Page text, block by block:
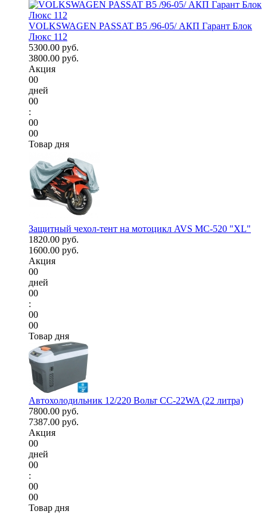
VOLKSWAGEN PASSAT B5 /96-05/ АКП Гарант Блок
Люкс 112
5300.00 руб.
3800.00 руб.
Акция
00
дней
00
:
00
00
Товар дня
Защитный чехол-тент на мотоцикл AVS МС-520 "XL"
1820.00 руб.
1600.00 руб.
Акция
00
дней
00
:
00
00
Товар дня
Автохолодильник 12/220 Вольт CC-22WA (22 литра)
7800.00 руб.
7387.00 руб.
Акция
00
дней
00
:
00
00
Товар дня